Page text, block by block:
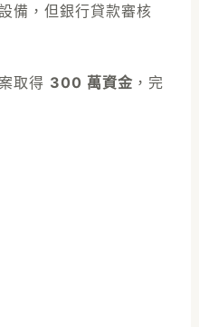
備，但銀行貸款審核
取得 300 萬資金 ，完